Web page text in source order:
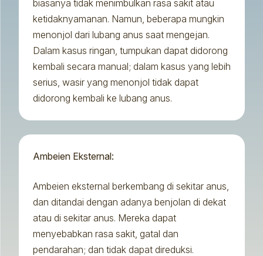
biasanya tidak menimbulkan rasa sakit atau
ketidaknyamanan. Namun, beberapa mungkin
menonjol dari lubang anus saat mengejan.
Dalam kasus ringan, tumpukan dapat didorong
kembali secara manual; dalam kasus yang lebih
serius, wasir yang menonjol tidak dapat
didorong kembali ke lubang anus.
Ambeien Eksternal:
Ambeien eksternal berkembang di sekitar anus,
dan ditandai dengan adanya benjolan di dekat
atau di sekitar anus. Mereka dapat
menyebabkan rasa sakit, gatal dan
pendarahan; dan tidak dapat direduksi.